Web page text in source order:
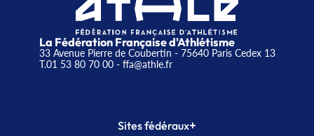
La Fédération Française d'Athlétisme
33 Avenue Pierre de Coubertin - 75640 Paris Cedex 13
T.01 53 80 70 00- ffa@athle.fr
Sites fédéraux+